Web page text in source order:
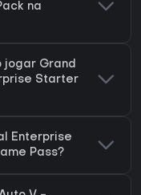
na
jogar Grand
Starter
Enterprise
Pass?